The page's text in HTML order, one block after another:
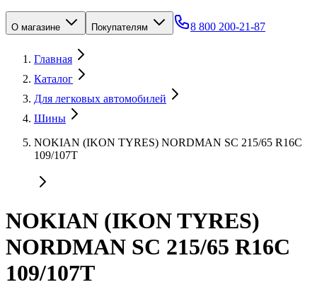
О магазине Покупателям 8 800 200-21-87
Главная
Каталог
Для легковых автомобилей
Шины
NOKIAN (IKON TYRES) NORDMAN SC 215/65 R16C
109/107T
NOKIAN (IKON TYRES)
NORDMAN SC 215/65 R16C
109/107T